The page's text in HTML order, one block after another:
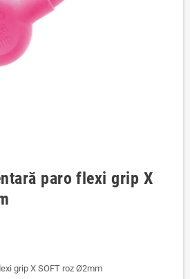
paro flexi grip X
grip X SOFT roz Ø2mm